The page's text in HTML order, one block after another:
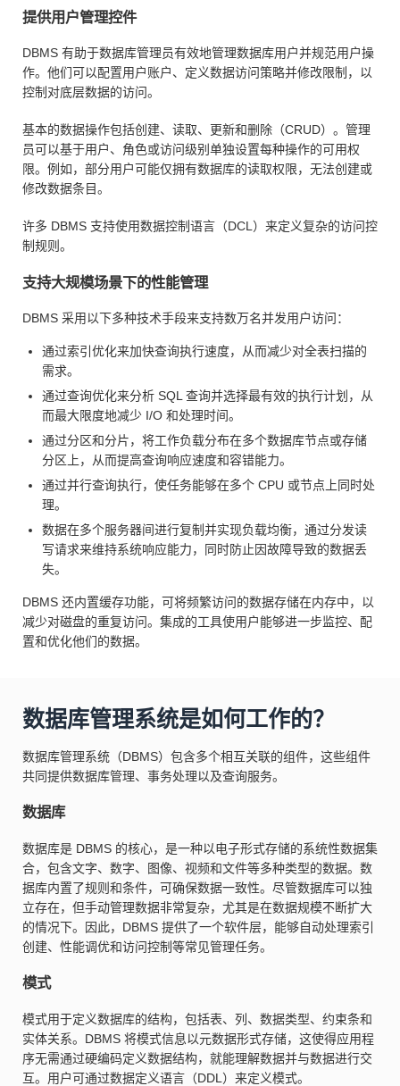
提供用户管理控件
DBMS 有助于数据库管理员有效地管理数据库用户并规范用户操
作。他们可以配置用户账户、定义数据访问策略并修改限制，以
控制对底层数据的访问。
基本的数据操作包括创建、读取、更新和删除（CRUD）。管理
员可以基于用户、角色或访问级别单独设置每种操作的可用权
限。例如，部分用户可能仅拥有数据库的读取权限，无法创建或
修改数据条目。
许多 DBMS 支持使用数据控制语言（DCL）来定义复杂的访问控
制规则。
支持大规模场景下的性能管理
DBMS 采用以下多种技术手段来支持数万名并发用户访问：
通过索引优化来加快查询执行速度，从而减少对全表扫描的
需求。
通过查询优化来分析 SQL 查询并选择最有效的执行计划，从
而最大限度地减少 I/O 和处理时间。
通过分区和分片，将工作负载分布在多个数据库节点或存储
分区上，从而提高查询响应速度和容错能力。
通过并行查询执行，使任务能够在多个 CPU 或节点上同时处
理。
数据在多个服务器间进行复制并实现负载均衡，通过分发读
写请求来维持系统响应能力，同时防止因故障导致的数据丢
失。
DBMS 还内置缓存功能，可将频繁访问的数据存储在内存中，以
减少对磁盘的重复访问。集成的工具使用户能够进一步监控、配
置和优化他们的数据。
数据库管理系统是如何工作的？
数据库管理系统（DBMS）包含多个相互关联的组件，这些组件
共同提供数据库管理、事务处理以及查询服务。
数据库
数据库是 DBMS 的核心，是一种以电子形式存储的系统性数据集
合，包含文字、数字、图像、视频和文件等多种类型的数据。数
据库内置了规则和条件，可确保数据一致性。尽管数据库可以独
立存在，但手动管理数据非常复杂，尤其是在数据规模不断扩大
的情况下。因此，DBMS 提供了一个软件层，能够自动处理索引
创建、性能调优和访问控制等常见管理任务。
模式
模式用于定义数据库的结构，包括表、列、数据类型、约束条和
实体关系。DBMS 将模式信息以元数据形式存储，这使得应用程
序无需通过硬编码定义数据结构，就能理解数据并与数据进行交
互。用户可通过数据定义语言（DDL）来定义模式。